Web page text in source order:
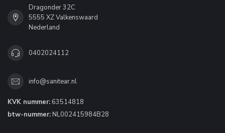
Dragonder 32C
5555 XZ Valkenswaard
Nederland
0402024112
info@sanitear.nl
KVK nummer: 63514818
btw-nummer: NL002415984B28